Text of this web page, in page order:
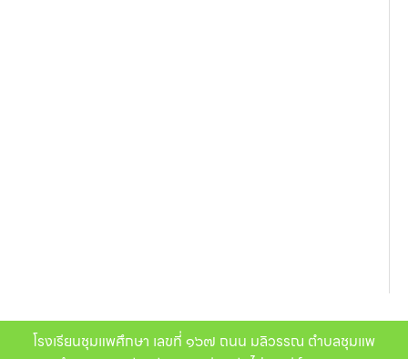
โรงเรียนชุมแพศึกษา เลขที่ ๑๖๗ ถนน มลิวรรณ ตำบลชุมแพ